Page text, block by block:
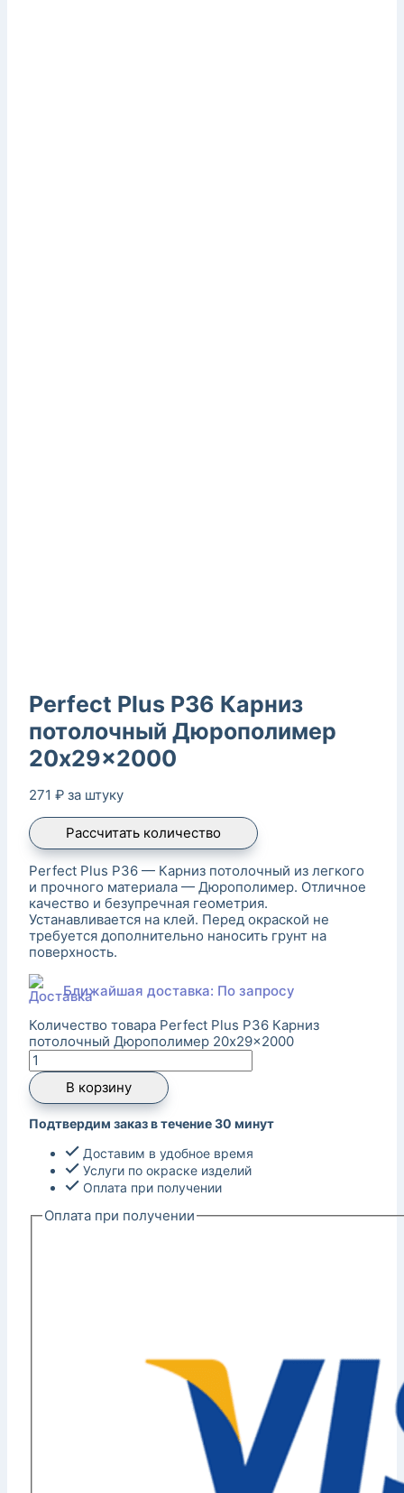
Perfect Plus P36 Карниз
потолочный Дюрополимер
20x29x2000
271 ₽ за штуку
Рассчитать количество
Perfect Plus P36 — Карниз потолочный из легкого
и прочного материала — Дюрополимер. Отличное
качество и безупречная геометрия.
Устанавливается на клей. Перед окраской не
требуется дополнительно наносить грунт на
поверхность.
Ближайшая доставка: По запросу
Количество товара Perfect Plus P36 Карниз
потолочный Дюрополимер 20x29x2000
В корзину
Подтвердим заказ в течение 30 минут
Доставим в удобное время
Услуги по окраске изделий
Оплата при получении
Оплата при получении